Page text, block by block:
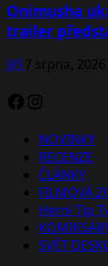
Onimusha
trailer
Jiří7 srpna, 2026
Facebook
Instagram
NOVINKY
RECENZE
ČLÁNKY
FILMOVÁ
Herní Tip
SVĚT